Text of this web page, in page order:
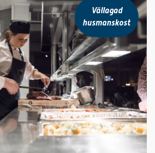
Vällagad
husmanskost